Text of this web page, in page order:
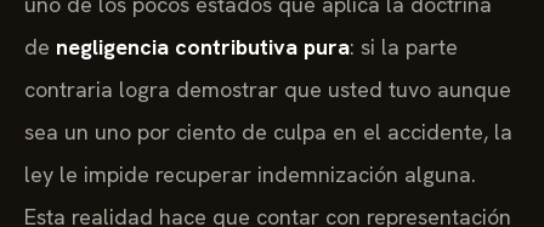
de negligencia contributiva pura: si la parte
contraria logra demostrar que usted tuvo aunque
sea un uno por ciento de culpa en el accidente, la
ley le impide recuperar indemnización alguna.
Esta realidad hace que contar con representación